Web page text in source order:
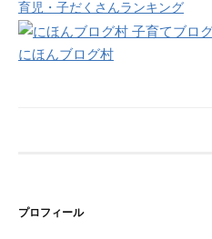
育児・子だくさんランキング
にほんブログ村
プロフィール